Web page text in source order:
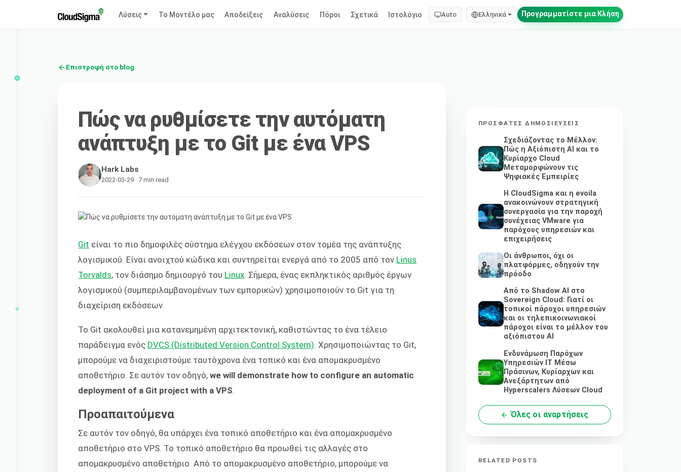
Λύσεις Το Μοντέλο μας Αποδείξεις Αναλύσεις Πόροι Σχετικά Ιστολόγιο Auto Ελληνικά Προγραμματίστε μια Κλήση
Επιστροφή στο blog
Πώς να ρυθμίσετε την αυτόματη
ανάπτυξη με το Git με ένα VPS
Hark Labs
2022-03-29 · 7 min read
Git είναι το πιο δημοφιλές σύστημα ελέγχου εκδόσεων στον τομέα της ανάπτυξης
λογισμικού. Είναι ανοιχτού κώδικα και συντηρείται ενεργά από το 2005 από τον Linus
Torvalds, τον διάσημο δημιουργό του Linux . Σήμερα, ένας εκπληκτικός αριθμός έργων
λογισμικού (συμπεριλαμβανομένων των εμπορικών) χρησιμοποιούν το Git για τη
διαχείριση εκδόσεων.
Το Git ακολουθεί μια κατανεμημένη αρχιτεκτονική, καθιστώντας το ένα τέλειο
παράδειγμα ενός DVCS (Distributed Version Control System) . Χρησιμοποιώντας το Git,
μπορούμε να διαχειριστούμε ταυτόχρονα ένα τοπικό και ένα απομακρυσμένο
αποθετήριο. Σε αυτόν τον οδηγό,we will demonstrate how to configure an automatic
deployment of a Git project with a VPS
Προαπαιτούμενα
Σε αυτόν τον οδηγό, θα υπάρχει ένα τοπικό αποθετήριο και ένα απομακρυσμένο
αποθετήριο στο VPS. Το τοπικό αποθετήριο θα προωθεί τις αλλαγές στο
απομακρυσμένο αποθετήριο. Από το απομακρυσμένο αποθετήριο, μπορούμε να
ΠΡΌΣΦΑΤΕΣ ΔΗΜΟΣΙΕΎΣΕΙΣ
Σχεδιάζοντας το Μέλλον:
Πώς η Αξιόπιστη AI και το
Κυρίαρχο Cloud
Μεταμορφώνουν τις
Ψηφιακές Εμπειρίες
Η CloudSigma και η evoila
ανακοινώνουν στρατηγική
συνεργασία για την παροχή
συνέχειας VMware για
παρόχους υπηρεσιών και
επιχειρήσεις
Οι άνθρωποι, όχι οι
πλατφόρμες, οδηγούν την
πρόοδο
Από το Shadow AI στο
Sovereign Cloud: Γιατί οι
τοπικοί πάροχοι υπηρεσιών
και οι τηλεπικοινωνιακοί
πάροχοι είναι το μέλλον του
αξιόπιστου AI
Ενδυνάμωση Παρόχων
Υπηρεσιών IT Μέσω
Πράσινων, Κυρίαρχων και
Ανεξάρτητων από
Hyperscalers Λύσεων Cloud
Όλες οι αναρτήσεις
RELATED POSTS